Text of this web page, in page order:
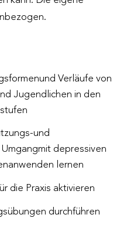
Verläufe von
Jugendlichen in den
und
depressiven
lernen
die Praxis aktivieren
durchführen